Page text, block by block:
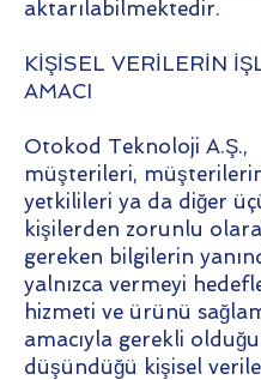
aktarılabilmektedir.
KİŞİSEL VERİLERİN
AMACI
Otokod Teknoloji A.Ş.,
müşterileri,
yetkilileri ya da diğer
kişilerden zorunlu
gereken bilgilerin
yalnızca vermeyi
hizmeti ve ürünü
amacıyla gerekli
düşündüğü kişisel